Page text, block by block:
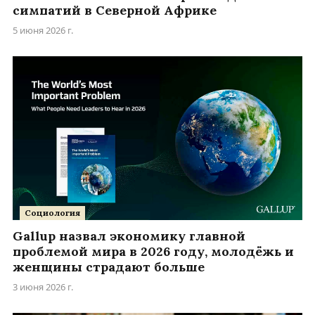
симпатий в Северной Африке
5 июня 2026 г.
Социология
Gallup назвал экономику главной
проблемой мира в 2026 году, молодёжь и
женщины страдают больше
3 июня 2026 г.